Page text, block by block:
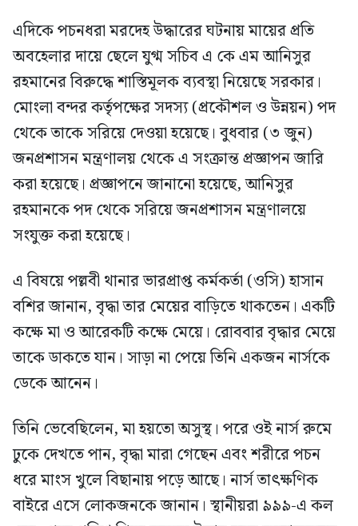
এদিকে পচনধরা মরদেহ উদ্ধারের ঘটনায় মায়ের প্রতি
অবহেলার দায়ে ছেলে যুগ্ম সচিব এ কে এম আনিসুর
রহমানের বিরুদ্ধে শাস্তিমূলক ব্যবস্থা নিয়েছে সরকার।
মোংলা বন্দর কর্তৃপক্ষের সদস্য (প্রকৌশল ও উন্নয়ন) পদ
থেকে তাকে সরিয়ে দেওয়া হয়েছে। বুধবার (৩ জুন)
জনপ্রশাসন মন্ত্রণালয় থেকে এ সংক্রান্ত প্রজ্ঞাপন জারি
করা হয়েছে। প্রজ্ঞাপনে জানানো হয়েছে, আনিসুর
রহমানকে পদ থেকে সরিয়ে জনপ্রশাসন মন্ত্রণালয়ে
সংযুক্ত করা হয়েছে।
এ বিষয়ে পল্লবী থানার ভারপ্রাপ্ত কর্মকর্তা (ওসি) হাসান
বশির জানান, বৃদ্ধা তার মেয়ের বাড়িতে থাকতেন। একটি
কক্ষে মা ও আরেকটি কক্ষে মেয়ে। রোববার বৃদ্ধার মেয়ে
তাকে ডাকতে যান। সাড়া না পেয়ে তিনি একজন নার্সকে
ডেকে আনেন।
তিনি ভেবেছিলেন, মা হয়তো অসুস্থ। পরে ওই নার্স রুমে
ঢুকে দেখতে পান, বৃদ্ধা মারা গেছেন এবং শরীরে পচন
ধরে মাংস খুলে বিছানায় পড়ে আছে। নার্স তাৎক্ষণিক
বাইরে এসে লোকজনকে জানান। স্থানীয়রা ৯৯৯-এ কল